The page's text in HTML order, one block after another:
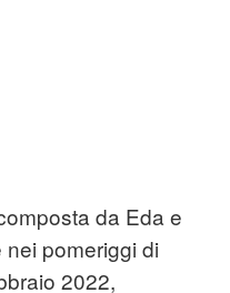
da Eda e
pomeriggi di
2022,